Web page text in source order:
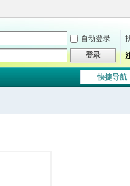
自动登录
登录
快捷导航